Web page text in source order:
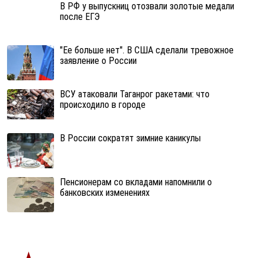
В РФ у выпускниц отозвали золотые медали
после ЕГЭ
"Ее больше нет". В США сделали тревожное
заявление о России
ВСУ атаковали Таганрог ракетами: что
происходило в городе
В России сократят зимние каникулы
Пенсионерам со вкладами напомнили о
банковских изменениях